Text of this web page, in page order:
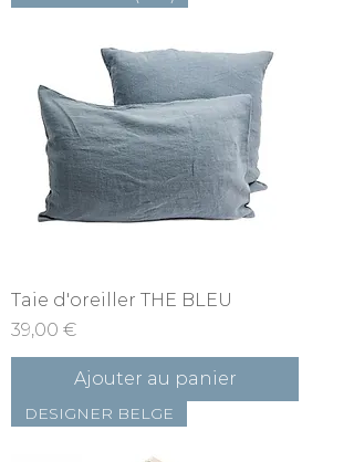
Taie d'oreiller THE BLEU
Prix
39,00 €
Ajouter au panier
DESIGNER BELGE